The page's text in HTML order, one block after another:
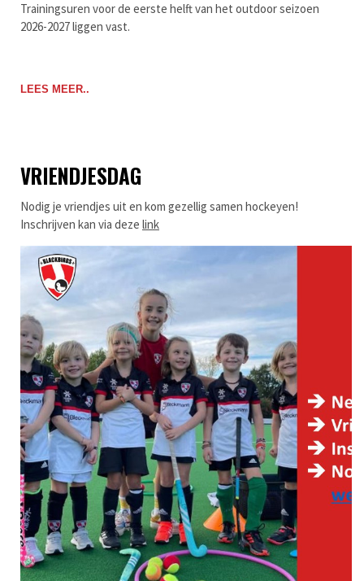
Trainingsuren voor de eerste helft van het outdoor seizoen
2026-2027 liggen vast.
LEES MEER..
VRIENDJESDAG
Nodig je vriendjes uit en kom gezellig samen hockeyen!
Inschrijven kan via deze link